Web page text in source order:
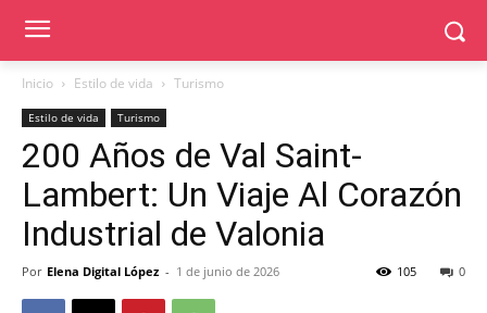
Inicio Estilo de vida Turismo
Estilo de vida Turismo
200 Años de Val Saint-
Lambert: Un Viaje Al Corazón
Industrial de Valonia
Por Elena Digital López - 1 de junio de 2026 0
105